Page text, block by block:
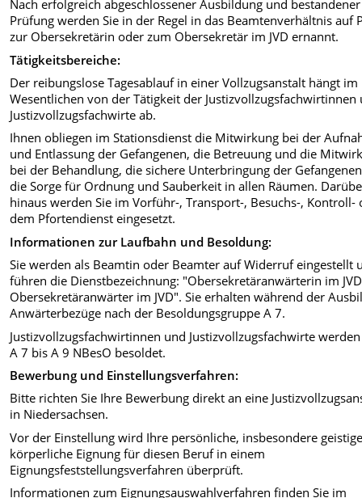
Nach erfolgreich abgeschlossener Ausbildung und bestandener
Prüfung werden Sie in der Regel in das Beamtenverhältnis auf
zur Obersekretärin oder zum Obersekretär im JVD ernannt.
Tätigkeitsbereiche:
Der reibungslose Tagesablauf in einer Vollzugsanstalt hängt im
Wesentlichen von der Tätigkeit der Justizvollzugsfachwirtinnen
Justizvollzugsfachwirte ab.
Ihnen obliegen im Stationsdienst die Mitwirkung bei der
und Entlassung der Gefangenen, die Betreuung und die
bei der Behandlung, die sichere Unterbringung der
die Sorge für Ordnung und Sauberkeit in allen Räumen.
hinaus werden Sie im Vorführ-, Transport-, Besuchs-, Kontroll-
dem Pfortendienst eingesetzt.
Informationen zur Laufbahn und Besoldung:
Sie werden als Beamtin oder Beamter auf Widerruf eingestellt
führen die Dienstbezeichnung: "Obersekretäranwärterin im
Obersekretäranwärter im JVD". Sie erhalten während der
Anwärterbezüge nach der Besoldungsgruppe A 7.
Justizvollzugsfachwirtinnen und Justizvollzugsfachwirte
A 7 bis A 9 NBesO besoldet.
Bewerbung und Einstellungsverfahren:
Bitte richten Sie Ihre Bewerbung direkt an eine
in Niedersachsen.
Vor der Einstellung wird Ihre persönliche, insbesondere
körperliche Eignung für diesen Beruf in einem
Eignungsfeststellungsverfahren überprüft.
Informationen zum Eignungsauswahlverfahren finden Sie im